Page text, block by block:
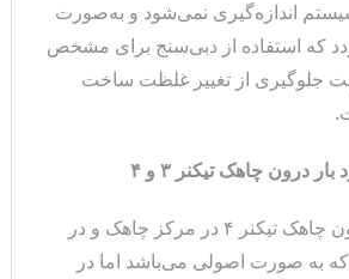
اندازه‌گیری نمی‌شود و به‌صورت
که استفاده از دبی‌سنج برای مشخص
جلوگیری از تغییر غلظت ساخت
درون چاهک تیکنر ۳ و ۴
محل برخورد بار درون چاهک تیکنر ۴ در مرکز چاهک و در
که به صورت اصولی می‌باشد اما در